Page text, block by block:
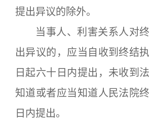
提出异议的除外。
当事人、利害关系人对终
出异议的，应当自收到终结
日起六十日内提出，未收到
知道或者应当知道人民法院
日内提出。